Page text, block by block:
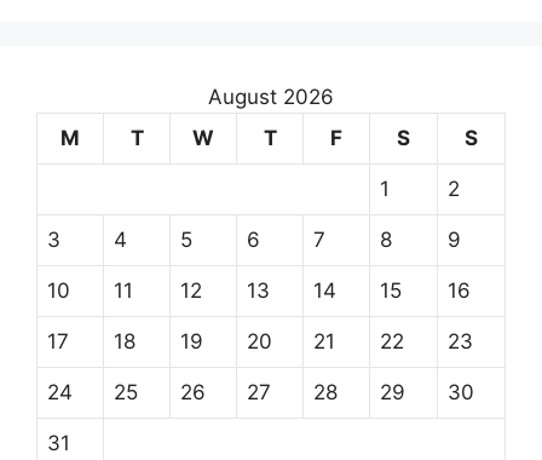
August 2026
M
T W T F S S
1 2
3 4 5 6 7 8 9
10 11 12 13 14 15 16
17 18 19 20 21 22 23
24 25 26 27 28 29 30
31